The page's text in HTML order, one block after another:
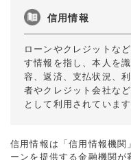
信用情報
ローンやクレジットな
す情報を指し、本人を
容、返済、支払状況、
者やクレジット会社な
として利用されています
信用情報は「信用情報機関
ーンを提供する金融機関が